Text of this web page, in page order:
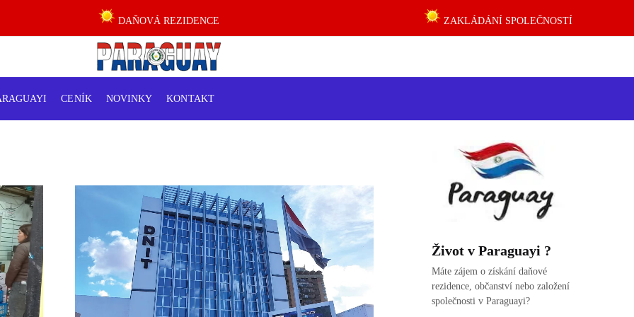
DAŇOVÁ REZIDENCE ZAKLÁDÁNÍ SPOLEČNOSTÍ
CENÍK NOVINKY KONTAKT
Život v Paraguayi ?
Máte zájem o získání daňové
rezidence, občanství nebo založení
společnosti v Paraguayi?